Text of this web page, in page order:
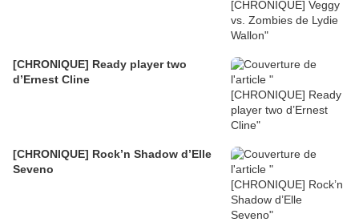
[CHRONIQUE] Ready player two
d’Ernest Cline
[CHRONIQUE] Rock’n Shadow d’Elle
Seveno